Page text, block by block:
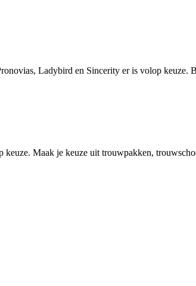
Ladybird en Sincerity er is volop keuze.
Maak je keuze uit trouwpakken,